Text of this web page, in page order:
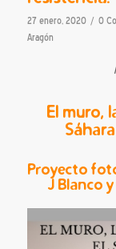
27 enero, 2020 / 0
Aragón
El muro,
Proyecto
J Blanco